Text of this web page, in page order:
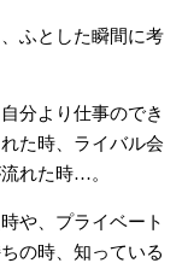
ふとした瞬間に考
分より仕事のでき
た時、ライバル会
れた時…。
や、プライベート
の時、知っている